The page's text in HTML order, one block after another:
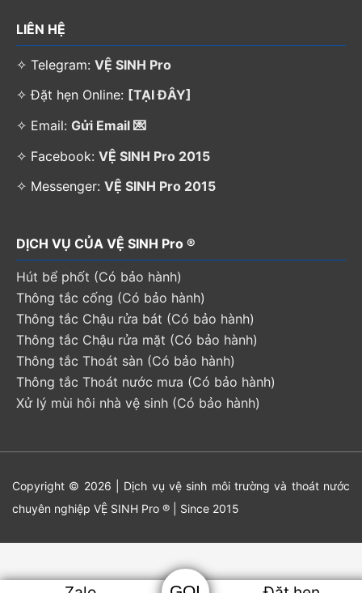
LIÊN HỆ
✧ Telegram: VỆ SINH Pro
✧ Đặt hẹn Online: [TẠI ĐÂY]
✧ Email: Gửi Email 💌
✧ Facebook: VỆ SINH Pro 2015
✧ Messenger: VỆ SINH Pro 2015
DỊCH VỤ CỦA VỆ SINH Pro ®
Hút bể phốt (Có bảo hành)
Thông tắc cống (Có bảo hành)
Thông tắc Chậu rửa bát (Có bảo hành)
Thông tắc Chậu rửa mặt (Có bảo hành)
Thông tắc Thoát sàn (Có bảo hành)
Thông tắc Thoát nước mưa (Có bảo hành)
Xử lý mùi hôi nhà vệ sinh (Có bảo hành)
Copyright © 2026 | Dịch vụ vệ sinh môi trường và thoát nước
chuyên nghiệp VỆ SINH Pro ® | Since 2015